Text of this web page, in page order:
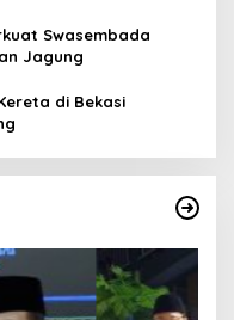
Swasembada
Jagung
di Bekasi